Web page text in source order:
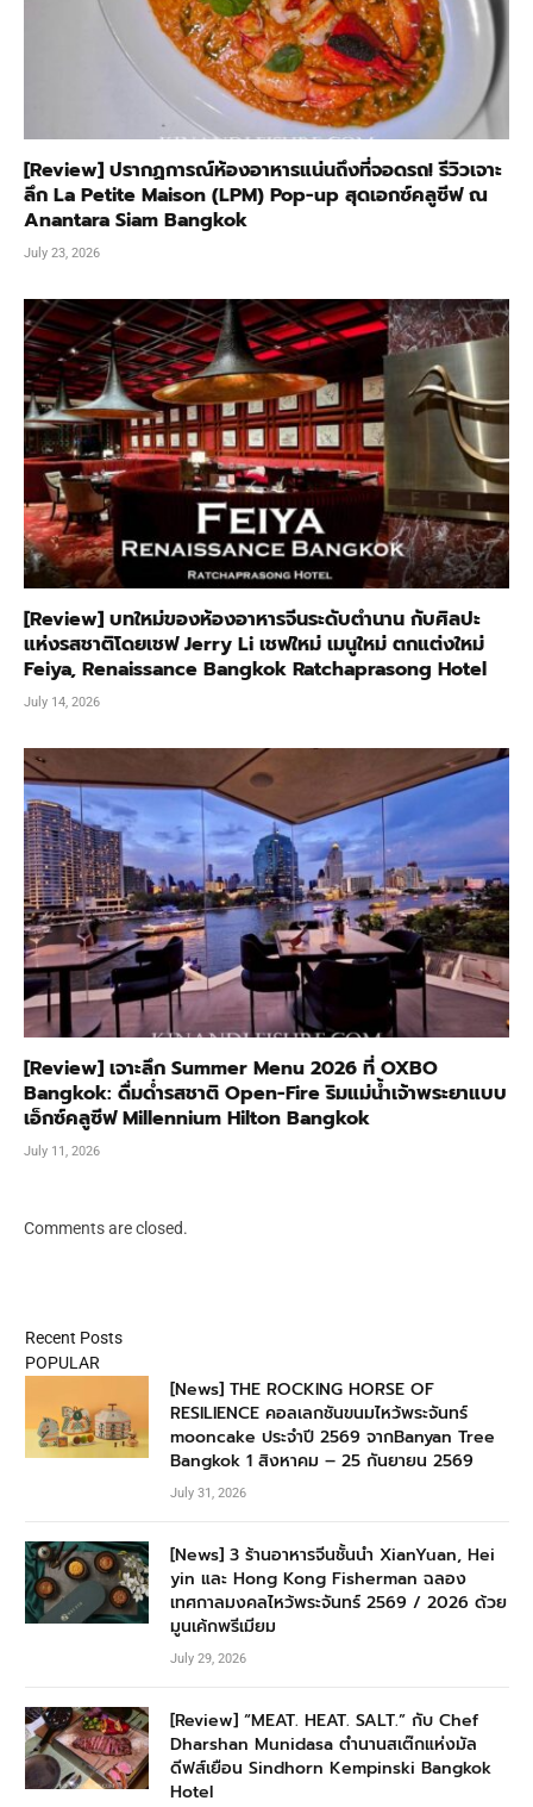
[Review] ปรากฏการณ์ห้องอาหารแน่นถึงที่จอดรถ! รีวิวเจาะ
ลึก La Petite Maison (LPM) Pop-up สุดเอกซ์คลูซีฟ ณ
Anantara Siam Bangkok
July 23, 2026
[Review] บทใหม่ของห้องอาหารจีนระดับตำนาน กับศิลปะ
แห่งรสชาติโดยเชฟ Jerry Li เชฟใหม่ เมนูใหม่ ตกแต่งใหม่
Feiya, Renaissance Bangkok Ratchaprasong Hotel
July 14, 2026
[Review] เจาะลึก Summer Menu 2026 ที่ OXBO
Bangkok: ดื่มด่ำรสชาติ Open-Fire ริมแม่น้ำเจ้าพระยาแบบ
เอ็กซ์คลูซีฟ Millennium Hilton Bangkok
July 11, 2026
Comments are closed.
Recent Posts
POPULAR
[News] THE ROCKING HORSE OF
RESILIENCE คอลเลกชันขนมไหว้พระจันทร์
mooncake ประจำปี 2569 จากBanyan Tree
Bangkok 1 สิงหาคม – 25 กันยายน 2569
July 31, 2026
[News] 3 ร้านอาหารจีนชั้นนำ XianYuan, Hei
yin และ Hong Kong Fisherman ฉลอง
เทศกาลมงคลไหว้พระจันทร์ 2569 / 2026 ด้วย
มูนเค้กพรีเมียม
July 29, 2026
[Review] “MEAT. HEAT. SALT.” กับ Chef
Dharshan Munidasa ตำนานสเต๊กแห่งมัล
ดีฟส์เยือน Sindhorn Kempinski Bangkok
Hotel